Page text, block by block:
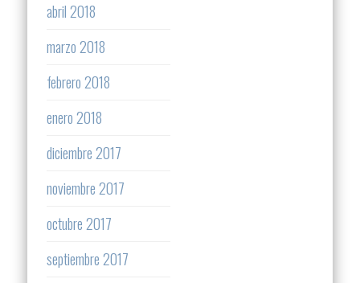
abril 2018
marzo 2018
febrero 2018
enero 2018
diciembre 2017
noviembre 2017
octubre 2017
septiembre 2017